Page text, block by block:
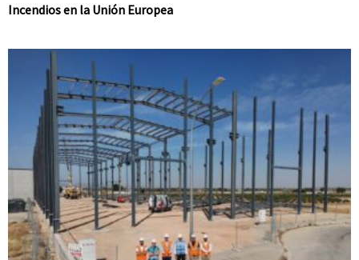
Incendios en la Unión Europea